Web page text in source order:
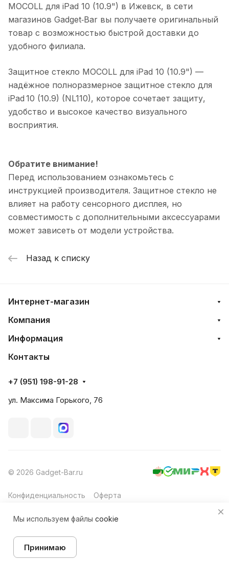
MOCOLL для iPad 10 (10.9") в Ижевск, в сети
магазинов Gadget‑Bar вы получаете оригинальный
товар с возможностью быстрой доставки до
удобного филиала.
Защитное стекло MOCOLL для iPad 10 (10.9") —
надёжное полноразмерное защитное стекло для
iPad 10 (10.9) (NL110), которое сочетает защиту,
удобство и высокое качество визуального
восприятия.
Обратите внимание!
Перед использованием ознакомьтесь с
инструкцией производителя. Защитное стекло не
влияет на работу сенсорного дисплея, но
совместимость с дополнительными аксессуарами
может зависеть от модели устройства.
Назад к списку
Главная Каталог
Интернет-магазин
Компания
Информация
Контакты
+7 (951) 198-91-28
ул. Максима Горького, 76
© 2026 Gadget-Bar.ru
Конфиденциальность Оферта
Мы используем файлы cookie
Принимаю